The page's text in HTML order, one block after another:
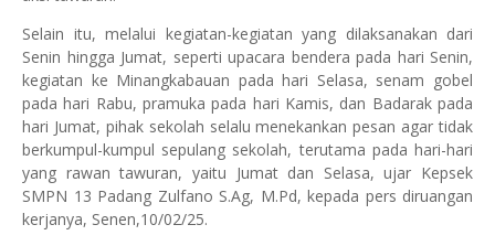
Selain itu, melalui kegiatan-kegiatan yang dilaksanakan dari
Senin hingga Jumat, seperti upacara bendera pada hari Senin,
kegiatan ke Minangkabauan pada hari Selasa, senam gobel
pada hari Rabu, pramuka pada hari Kamis, dan Badarak pada
hari Jumat, pihak sekolah selalu menekankan pesan agar tidak
berkumpul-kumpul sepulang sekolah, terutama pada hari-hari
yang rawan tawuran, yaitu Jumat dan Selasa, ujar Kepsek
SMPN 13 Padang Zulfano S.Ag, M.Pd, kepada pers diruangan
kerjanya, Senen,10/02/25.